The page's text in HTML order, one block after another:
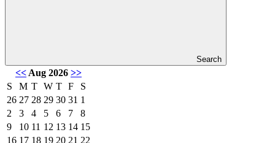
Search
<< Aug 2026 >>
S
M T W T F
S
26 27 28 29 30 31 1
2
3 4 5 6 7
8
9
10 11 12 13 14 15
16 17 18 19 20 21 22